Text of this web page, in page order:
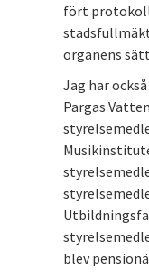
fört
organens
Jag har
Pargas
blev